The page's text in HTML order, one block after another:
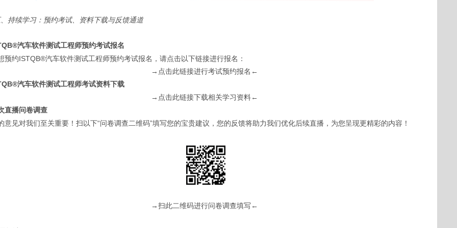
、持续学习：预约考试、资料下载与反馈通道
汽车软件测试工程师预约考试报名
预约ISTQB®汽车软件测试工程师预约考试报名，请点击以下链接进行报名：
→点击此链接进行考试预约报名←
汽车软件测试工程师考试资料下载
→点击此链接下载相关学习资料←
直播问卷调查
意见对我们至关重要！扫以下“问卷调查二维码”填写您的宝贵建议，您的反馈将助力我们优化后续直播，为您呈现更精彩的内容！
→扫此二维码进行问卷调查填写←